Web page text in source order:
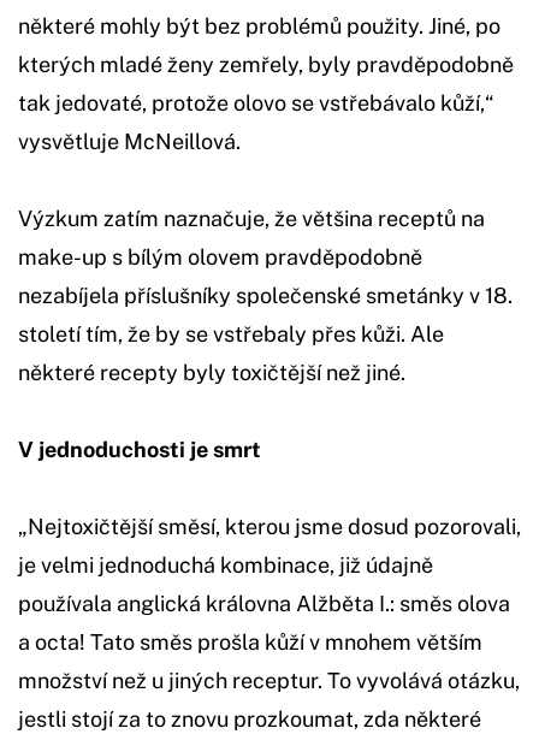
některé mohly být bez problémů použity. Jiné, po
kterých mladé ženy zemřely, byly pravděpodobně
tak jedovaté, protože olovo se vstřebávalo kůží,“
vysvětluje McNeillová.
Výzkum zatím naznačuje, že většina receptů na
make-up s bílým olovem pravděpodobně
nezabíjela příslušníky společenské smetánky v 18.
století tím, že by se vstřebaly přes kůži. Ale
některé recepty byly toxičtější než jiné.
V jednoduchosti je smrt
„Nejtoxičtější směsí, kterou jsme dosud pozorovali,
je velmi jednoduchá kombinace, již údajně
používala anglická královna Alžběta I.: směs olova
a octa! Tato směs prošla kůží v mnohem větším
množství než u jiných receptur. To vyvolává otázku,
jestli stojí za to znovu prozkoumat, zda některé